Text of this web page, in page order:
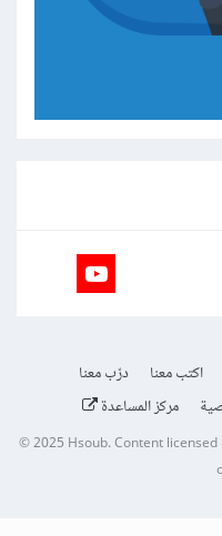
اكتب معنا
درّب معنا
مركز المساعدة
© 2025Hsoub.Content